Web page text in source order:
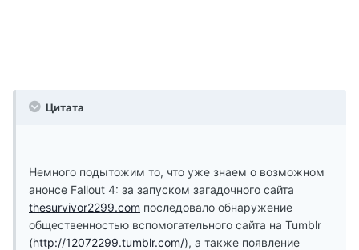
Цитата
Немного подытожим то, что уже знаем о возможном
анонсе Fallout 4: за запуском загадочного сайта
thesurvivor2299.com последовало обнаружение
общественностью вспомогательного сайта на Tumblr
(http://12072299.tumblr.com/), а также появление